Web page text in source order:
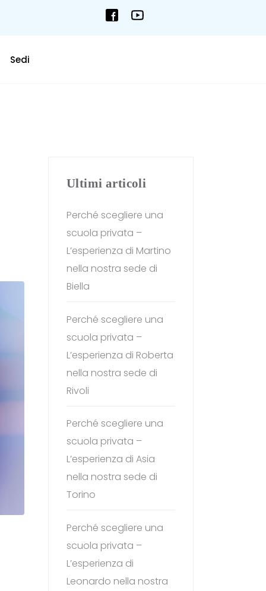
Sedi
Ultimi articoli
Perché scegliere una
scuola privata –
L’esperienza di Martino
nella nostra sede di
Biella
Perché scegliere una
scuola privata –
L’esperienza di Roberta
nella nostra sede di
Rivoli
Perché scegliere una
scuola privata –
L’esperienza di Asia
nella nostra sede di
Torino
Perché scegliere una
scuola privata –
L’esperienza di
Leonardo nella nostra